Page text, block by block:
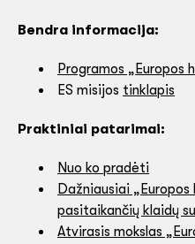
Bendra informacija:
Programos „Europos
ES misijos tinklapis
Praktiniai patarimai:
Nuo ko pradėti
Dažniausiai
pasitaikančių klaidų
Atvirasis mokslas